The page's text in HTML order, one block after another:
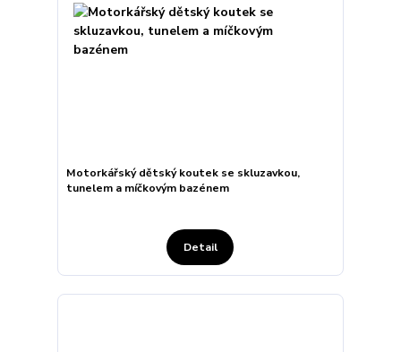
Motorkářský dětský koutek se skluzavkou,
tunelem a míčkovým bazénem
Detail